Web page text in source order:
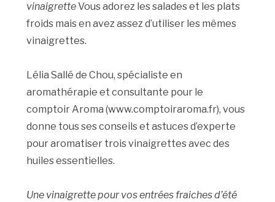
vinaigretteVous adorez les salades et les plats
froids mais en avez assez d’utiliser les mêmes
vinaigrettes.
Lélia Sallé de Chou, spécialiste en
aromathérapie et consultante pour le
comptoir Aroma (www.comptoiraroma.fr), vous
donne tous ses conseils et astuces d’experte
pour aromatiser trois vinaigrettes avec des
huiles essentielles.
Une vinaigrette pour vos entrées fraiches d’été